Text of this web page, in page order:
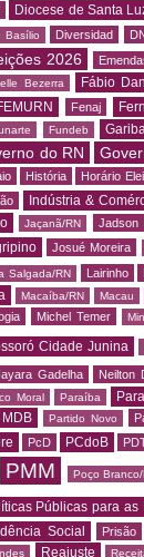
Diocese de Santa
Basílio Diversidad
2026
Bezerra Fábio
Fenaj
Fundeb
do RN
História Horário
Indústria &
Jaçanã/RN Jadson
Josué Moreira
Salgada/RN Lairinho
Macaíba/RN Macau
Michel Temer
Cidade Junina
Gadelha Neilton
Moral Paraíba
Partido Novo
PcD PCdoB
PMM Poço Branco/
Públicas para as
Social Prisão
Reajuste